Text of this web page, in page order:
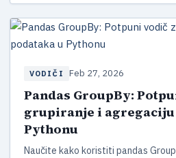
VODIČI Feb 27, 2026
Pandas GroupBy:
grupiranje i agregaciju
Pythonu
Naučite kako koristiti pandas